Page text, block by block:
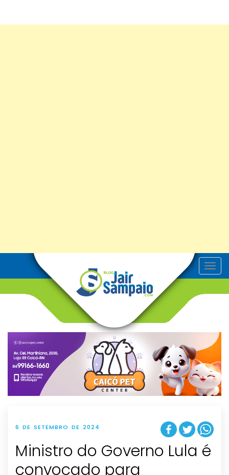
T
o
v
g
t
i
o
n
6 DE SETEMBRO DE 2024
Ministro do Governo Lula é
convocado para